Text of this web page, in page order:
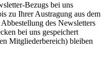
Bezugs bei uns
zu Ihrer Austragung aus dem
des Newsletters
bei uns gespeichert
Mitgliederbereich) bleiben